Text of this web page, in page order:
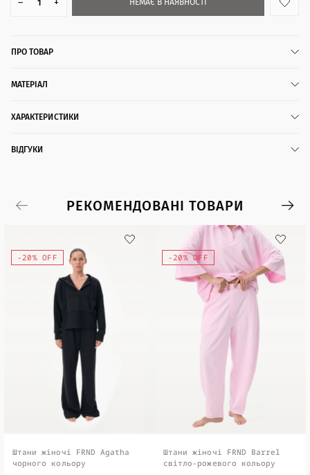
– + НЕМАЄ В НАЯВНОСТІ
ПРО ТОВАР
МАТЕРІАЛ
ХАРАКТЕРИСТИКИ
ВІДГУКИ
РЕКОМЕНДОВАНІ ТОВАРИ
-20% OFF
Штани жіночі FRND Agatha
чорного кольору
-20% OFF
Штани жіночі FRND Barrel
світло-рожевого кольору